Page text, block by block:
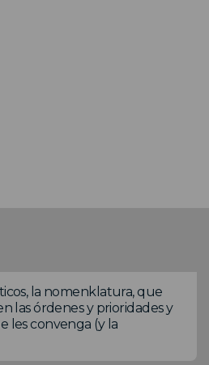
la nomenklatura, que
las órdenes y prioridades y
les convenga (y la